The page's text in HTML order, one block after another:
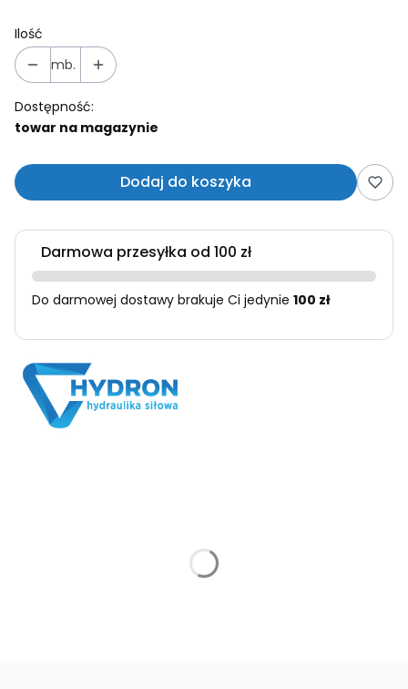
Ilość
mb.
Dostępność:
towar na magazynie
Dodaj do koszyka
Darmowa przesyłka od 100 zł
Do darmowej dostawy brakuje Ci jedynie 100 zł